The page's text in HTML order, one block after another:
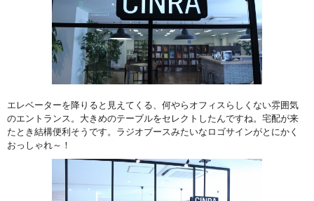
エレベーターを降りると見えてくる、何やらオフィスらしくない雰囲気
のエントランス。大きめのテーブルをセレクトしたんですね。宅配が来
たとき結構便利そうです。ラジオブースみたいなロゴサインがとにかく
おっしゃれ～！